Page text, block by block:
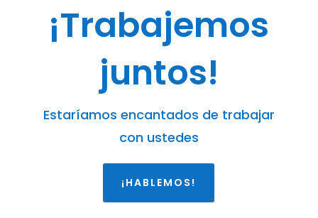
¡Trabajemos
juntos!
Estaríamos encantados de trabajar
con ustedes
¡HABLEMOS!